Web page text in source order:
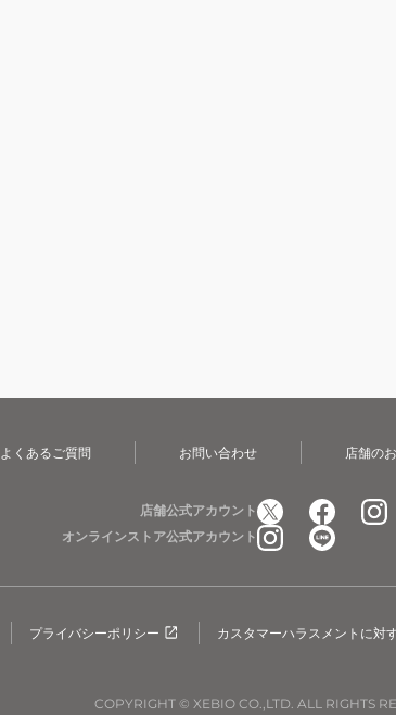
よくあるご質問 お問い合わせ 店舗の
店舗公式アカウント
オンラインストア公式アカウント
プライバシーポリシー カスタマーハラスメントに対
COPYRIGHT © XEBIO CO.,LTD. ALL RIGHTS